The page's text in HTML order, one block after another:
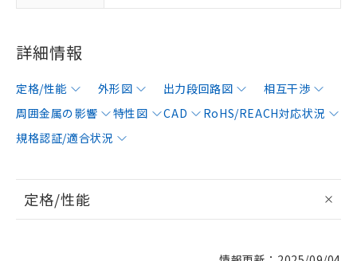
詳細情報
定格/性能 外形図 出力段回路図
相互干渉
周囲金属の影響
特性図 CAD
RoHS/REACH対応状況
規格認証/適合状況
定格/性能